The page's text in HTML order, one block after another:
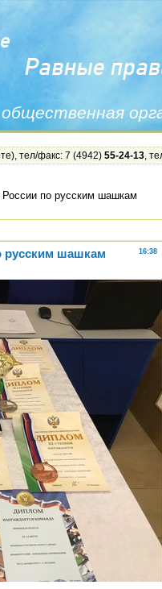
), тел/факс: 7 (4942) 55-24-13,
России по русским шашкам
16:38
русским шашкам